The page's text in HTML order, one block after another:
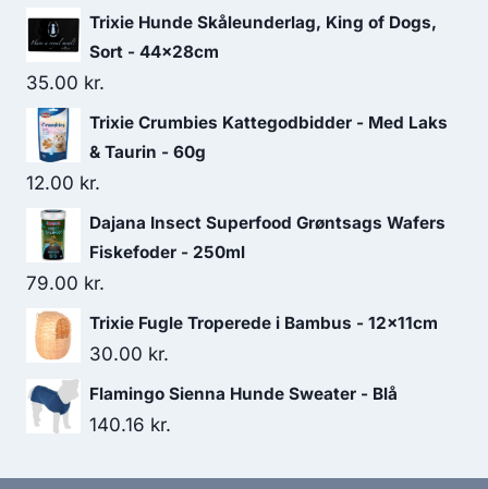
40.00 kr..36.25 kr..
Trixie Hunde Skåleunderlag, King of Dogs,
Sort - 44×28cm
35.00 kr.
Trixie Crumbies Kattegodbidder - Med Laks
& Taurin - 60g
12.00 kr.
Dajana Insect Superfood Grøntsags Wafers
Fiskefoder - 250ml
79.00 kr.
Trixie Fugle Troperede i Bambus - 12x11cm
30.00 kr.
Flamingo Sienna Hunde Sweater - Blå
140.16 kr.